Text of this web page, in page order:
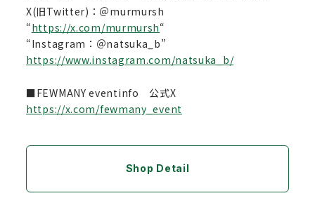
X(旧Twitter)：＠murmursh
“https://x.com/murmursh“
“Instagram：＠natsuka_b”
https://www.instagram.com/natsuka_b/
■FEWMANY eventinfo 公式X
https://x.com/fewmany_event
Shop Detail